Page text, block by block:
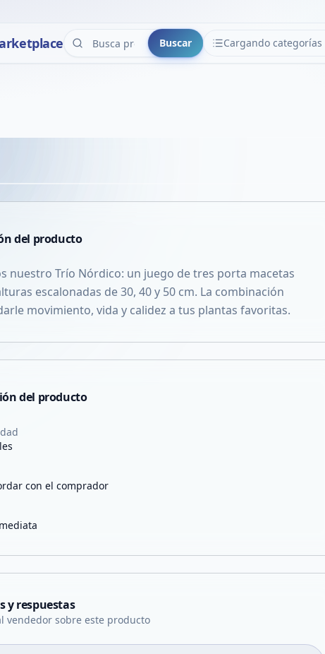
Buscar Cargando categorías
CATEGORÍAS
VER EN PANTALLA COMPLETA
del producto
nuestro Trío Nórdico: un juego de tres porta macetas
escalonadas de 30, 40 y 50 cm. La combinación
movimiento, vida y calidez a tus plantas favoritas.
del producto
con el comprador
y respuestas
vendedor sobre este producto